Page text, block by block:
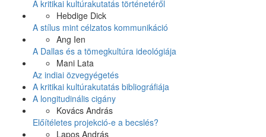
A kritikai kultúrakutatás történetéről
Hebdige Dick
A stílus mint célzatos kommunikáció
Ang Ien
A Dallas és a tömegkultúra ideológiája
Mani Lata
Az indiai özvegyégetés
A kritikai kultúrakutatás bibliográfiája
A longitudinális cigány
Kovács András
Előítéletes projekció-e a becslés?
Lapos András